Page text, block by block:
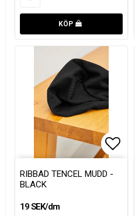
KÖP
RIBBAD TENCEL MUDD -
BLACK
19 SEK/dm